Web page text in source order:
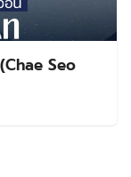
Seo